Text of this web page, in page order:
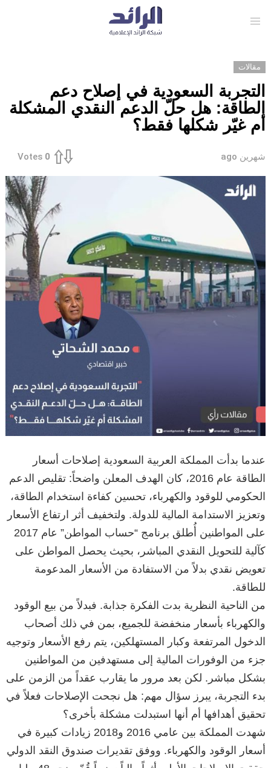
مقالات
التجربة السعودية في إصلاح دعم
الطاقة: هل حلّ الدعم النقدي المشكلة
أم غيّر شكلها فقط؟
شهرين ago 0
Votes
عندما بدأت المملكة العربية السعودية إصلاحات أسعار
الطاقة عام 2016، كان الهدف المعلن واضحاً: تقليص الدعم
الحكومي للوقود والكهرباء، تحسين كفاءة استخدام الطاقة،
وتعزيز الاستدامة المالية للدولة. ولتخفيف أثر ارتفاع الأسعار
على المواطنين أُطلق برنامج “حساب المواطن” عام 2017
كآلية للتحويل النقدي المباشر، بحيث يحصل المواطن على
تعويض نقدي بدلاً من الاستفادة من الأسعار المدعومة
للطاقة.
من الناحية النظرية بدت الفكرة جذابة. فبدلاً من بيع الوقود
والكهرباء بأسعار منخفضة للجميع، بمن في ذلك أصحاب
الدخول المرتفعة وكبار المستهلكين، يتم رفع الأسعار وتوجيه
جزء من الوفورات المالية إلى مستهدفين من المواطنين
بشكل مباشر. لكن بعد مرور ما يقارب عقداً من الزمن على
بدء التجربة، يبرز سؤال مهم: هل نجحت الإصلاحات فعلاً في
تحقيق أهدافها أم أنها استبدلت مشكلة بأخرى؟
شهدت المملكة بين عامي 2016 و2018 زيادات كبيرة في
أسعار الوقود والكهرباء. ووفق تقديرات صندوق النقد الدولي